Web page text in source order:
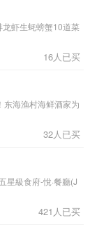
虾生蚝螃蟹10道菜
16人已买
东海渔村海鲜酒家为
32人已买
星級食府-悅·餐廳(J
421人已买